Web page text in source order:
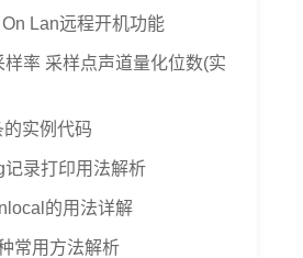
Lan远程开机功能
率 采样点声道量化位数(实
实例代码
录打印用法解析
的用法详解
常用方法解析